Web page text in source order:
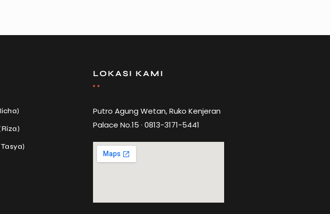
LOKASI KAMI
Putro Agung Wetan, Ruko Kenjeran
Palace No.15 · 0813-3171-5441